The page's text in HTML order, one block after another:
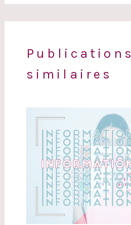
Publications
similaires